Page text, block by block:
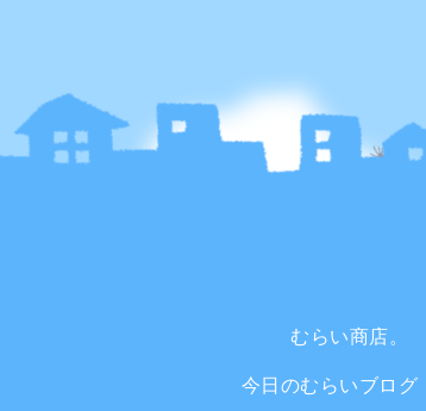
むらい商店。
今日のむらいブログ